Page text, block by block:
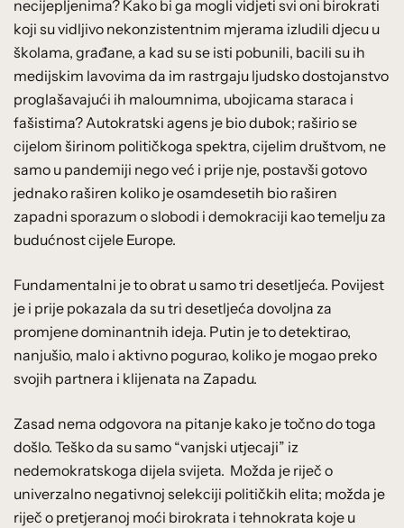
necijepljenima? Kako bi ga mogli vidjeti svi oni birokrati
koji su vidljivo nekonzistentnim mjerama izludili djecu u
školama, građane, a kad su se isti pobunili, bacili su ih
medijskim lavovima da im rastrgaju ljudsko dostojanstvo
proglašavajući ih maloumnima, ubojicama staraca i
fašistima? Autokratski agens je bio dubok; raširio se
cijelom širinom političkoga spektra, cijelim društvom, ne
samo u pandemiji nego već i prije nje, postavši gotovo
jednako raširen koliko je osamdesetih bio raširen
zapadni sporazum o slobodi i demokraciji kao temelju za
budućnost cijele Europe.
Fundamentalni je to obrat u samo tri desetljeća. Povijest
je i prije pokazala da su tri desetljeća dovoljna za
promjene dominantnih ideja. Putin je to detektirao,
nanjušio, malo i aktivno pogurao, koliko je mogao preko
svojih partnera i klijenata na Zapadu.
Zasad nema odgovora na pitanje kako je točno do toga
došlo. Teško da su samo “vanjski utjecaji” iz
nedemokratskoga dijela svijeta. Možda je riječ o
univerzalno negativnoj selekciji političkih elita; možda je
riječ o pretjeranoj moći birokrata i tehnokrata koje u